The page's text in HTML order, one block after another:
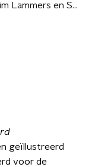
De Kindertaalstaat: Pim Lammers en Sarah van Dongen
geïllustreerd
voor de